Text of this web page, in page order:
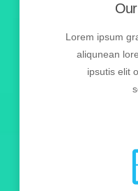
Lorem ipsum
aliqunean
ipsutis elit